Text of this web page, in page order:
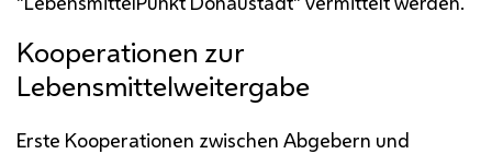
Kooperationen zur
Lebensmittelweitergabe
Erste Kooperationen zwischen Abgebern und